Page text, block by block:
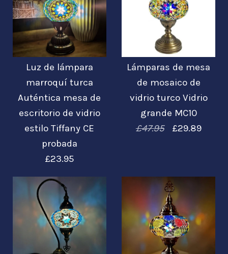
£23.95
Más detalles →
£34.99
Más detalles →
Imágenes / /5 /6
Mosaico turco
Lámpara marroquí
Luz Estilo Tiffany
Mesa de escritorio
de vidrio CE
probado
£34.99
Imágenes / 4 /5
Lámparas de mesa
de mosaico de
vidrio turco Vidrio
grande MC10
£47.95
Más detalles →
Luz de lámpara
marroquí turca
Auténtica mesa de
escritorio de vidrio
estilo Tiffany CE
probada
£23.95
Lámparas de mesa
de mosaico de
vidrio turco Vidrio
grande MC10
£47.95
£29.89
Imágenes / /4